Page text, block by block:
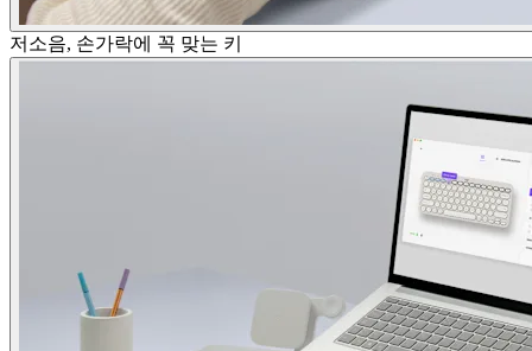
저소음, 손가락에 꼭 맞는 키